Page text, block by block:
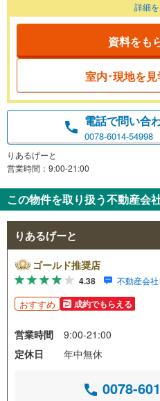
詳細
資料をも
室内･現地を
電話で問い合
0078-6014-54998
りあるげーと
営業時間：9:00-21:00
この物件を取り扱う不動産会
りあるげーと
ゴールド推奨店
4.38 不動産会
おすすめ 成約でもらえる
営業時間
9:00-21:00
定休日
年中無休
0078-